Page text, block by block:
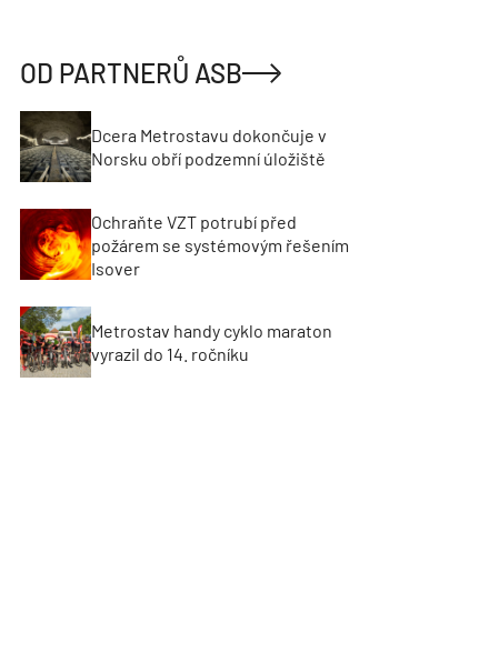
OD PARTNERŮ ASB
Dcera Metrostavu dokončuje v
Norsku obří podzemní úložiště
Ochraňte VZT potrubí před
požárem se systémovým řešením
Isover
Metrostav handy cyklo maraton
vyrazil do 14. ročníku